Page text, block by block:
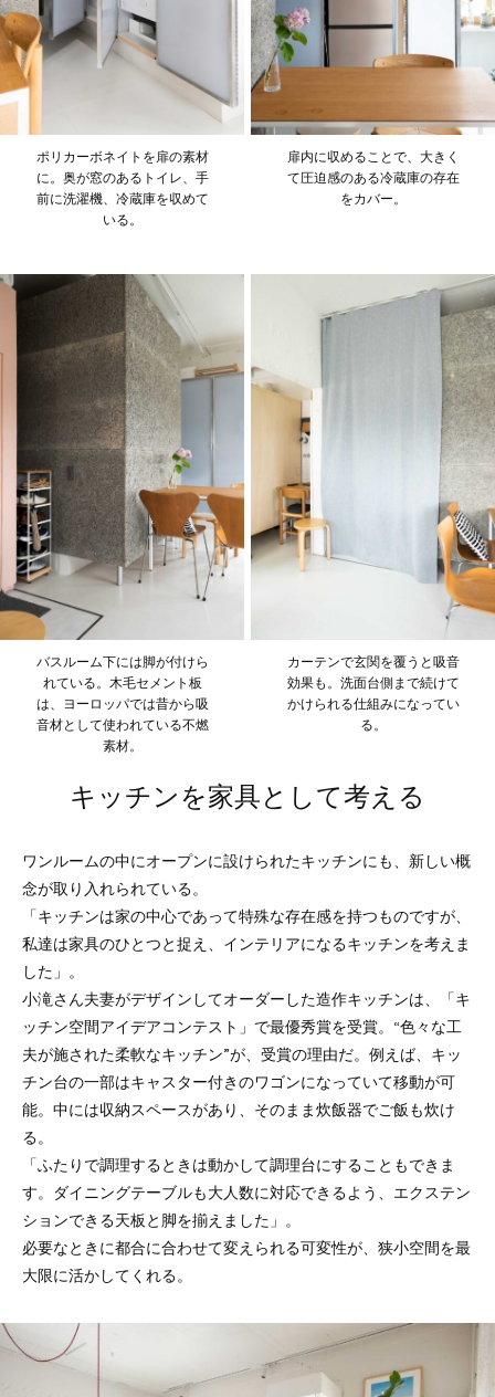
ポリカーボネイトを扉の素材
に。奥が窓のあるトイレ、手
前に洗濯機、冷蔵庫を収めて
いる。
扉内に収めることで、大きく
て圧迫感のある冷蔵庫の存在
をカバー。
バスルーム下には脚が付けら
れている。木毛セメント板
は、ヨーロッパでは昔から吸
音材として使われている不燃
素材。
カーテンで玄関を覆うと吸音
効果も。洗面台側まで続けて
かけられる仕組みになってい
る。
キッチンを家具として考える
ワンルームの中にオープンに設けられたキッチンにも、新しい概
念が取り入れられている。
「キッチンは家の中心であって特殊な存在感を持つものですが、
私達は家具のひとつと捉え、インテリアになるキッチンを考えま
した」。
小滝さん夫妻がデザインしてオーダーした造作キッチンは、「キ
ッチン空間アイデアコンテスト」で最優秀賞を受賞。“色々な工
夫が施された柔軟なキッチン”が、受賞の理由だ。例えば、キッ
チン台の一部はキャスター付きのワゴンになっていて移動が可
能。中には収納スペースがあり、そのまま炊飯器でご飯も炊け
る。
「ふたりで調理するときは動かして調理台にすることもできま
す。ダイニングテーブルも大人数に対応できるよう、エクステン
ションできる天板と脚を揃えました」。
必要なときに都合に合わせて変えられる可変性が、狭小空間を最
大限に活かしてくれる。